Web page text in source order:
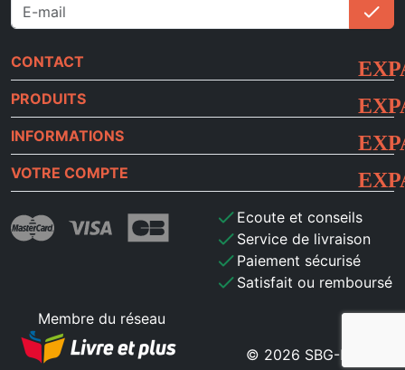
check
CONTACT
PRODUITS
INFORMATIONS
VOTRE COMPTE
check Ecoute et conseils
check Service de livraison
check Paiement sécurisé
check Satisfait ou remboursé
Membre du réseau
© 2026 SBG-MB